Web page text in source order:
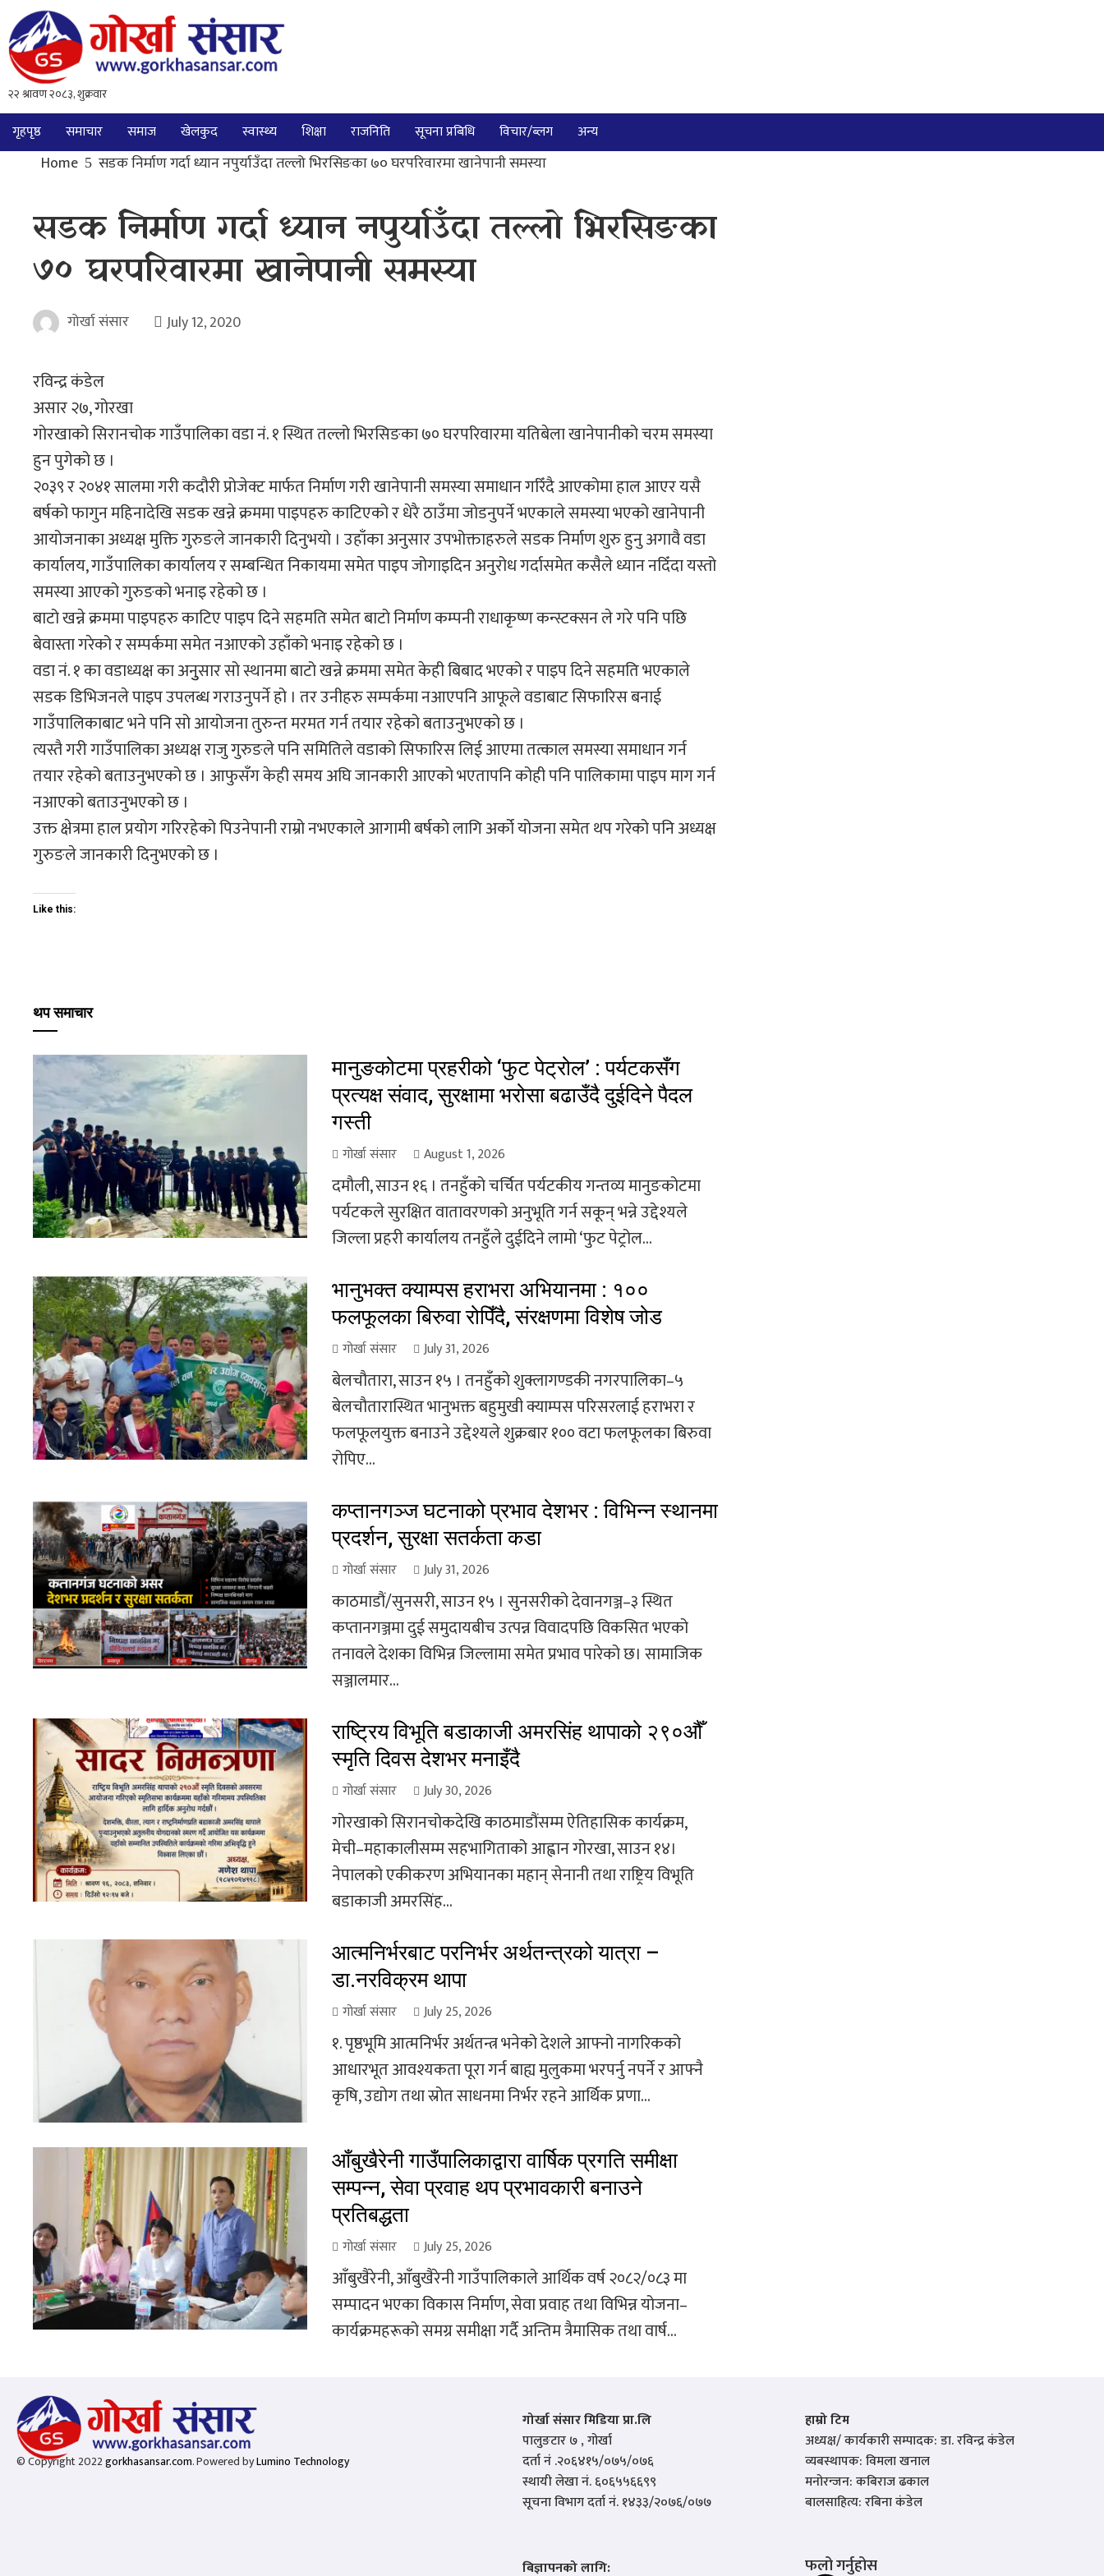
गृहपृष्ठ समाचार समाज खेलकुद स्वास्थ्य शिक्षा राजनिति सूचना प्रबिधि विचार/ब्लग अन्य
Home सडक निर्माण गर्दा ध्यान नपुर्याउँदा तल्लो भिरसिङका ७० घरपरिवारमा खानेपानी समस्या
सडक निर्माण गर्दा ध्यान नपुर्याउँदा तल्लो भिरसिङका
७० घरपरिवारमा खानेपानी समस्या
गोर्खा संसार July 12, 2020
रविन्द्र कंडेल
असार २७, गोरखा
गोरखाको सिरानचोक गाउँपालिका वडा नं. १ स्थित तल्लो भिरसिङका ७० घरपरिवारमा यतिबेला खानेपानीको चरम समस्या
हुन पुगेको छ ।
२०३९ र २०४१ सालमा गरी कदौरी प्रोजेक्ट मार्फत निर्माण गरी खानेपानी समस्या समाधान गरिँदै आएकोमा हाल आएर यसै
बर्षको फागुन महिनादेखि सडक खन्ने क्रममा पाइपहरु काटिएको र धेरै ठाउँमा जोडनुपर्ने भएकाले समस्या भएको खानेपानी
आयोजनाका अध्यक्ष मुक्ति गुरुङले जानकारी दिनुभयो । उहाँका अनुसार उपभोक्ताहरुले सडक निर्माण शुरु हुनु अगावै वडा
कार्यालय, गाउँपालिका कार्यालय र सम्बन्धित निकायमा समेत पाइप जोगाइदिन अनुरोध गर्दासमेत कसैले ध्यान नदिँदा यस्तो
समस्या आएको गुरुङको भनाइ रहेको छ ।
बाटो खन्ने क्रममा पाइपहरु काटिए पाइप दिने सहमति समेत बाटो निर्माण कम्पनी राधाकृष्ण कन्स्टक्सन ले गरे पनि पछि
बेवास्ता गरेको र सम्पर्कमा समेत नआएको उहाँको भनाइ रहेको छ ।
वडा नं. १ का वडाध्यक्ष का अनुुसार सो स्थानमा बाटो खन्ने क्रममा समेत केही बिबाद भएको र पाइप दिने सहमति भएकाले
सडक डिभिजनले पाइप उपलब्ध गराउनुपर्ने हो । तर उनीहरु सम्पर्कमा नआएपनि आफूले वडाबाट सिफारिस बनाई
गाउँपालिकाबाट भने पनि सो आयोजना तुरुन्त मरमत गर्न तयार रहेको बताउनुभएको छ ।
त्यस्तै गरी गाउँपालिका अध्यक्ष राजु गुरुङले पनि समितिले वडाको सिफारिस लिई आएमा तत्काल समस्या समाधान गर्न
तयार रहेको बताउनुभएको छ । आफुसँग केही समय अघि जानकारी आएको भएतापनि कोही पनि पालिकामा पाइप माग गर्न
नआएको बताउनुभएको छ ।
उक्त क्षेत्रमा हाल प्रयोग गरिरहेको पिउनेपानी राम्रो नभएकाले आगामी बर्षको लागि अर्को योजना समेत थप गरेको पनि अध्यक्ष
गुरुङले जानकारी दिनुभएको छ ।
Like this:
थप समाचार
मानुङकोटमा प्रहरीको ‘फुट पेट्रोल’ : पर्यटकसँग
प्रत्यक्ष संवाद, सुरक्षामा भरोसा बढाउँदै दुईदिने पैदल
गस्ती
गोर्खा संसार August 1, 2026
दमौली, साउन १६ । तनहुँको चर्चित पर्यटकीय गन्तव्य मानुङकोटमा
पर्यटकले सुरक्षित वातावरणको अनुभूति गर्न सकून् भन्ने उद्देश्यले
जिल्ला प्रहरी कार्यालय तनहुँले दुईदिने लामो ‘फुट पेट्रोल...
भानुभक्त क्याम्पस हराभरा अभियानमा : १००
फलफूलका बिरुवा रोपिँदै, संरक्षणमा विशेष जोड
गोर्खा संसार July 31, 2026
बेलचौतारा, साउन १५ । तनहुँको शुक्लागण्डकी नगरपालिका–५
बेलचौतारास्थित भानुभक्त बहुमुखी क्याम्पस परिसरलाई हराभरा र
फलफूलयुक्त बनाउने उद्देश्यले शुक्रबार १०० वटा फलफूलका बिरुवा
रोपिए...
कप्तानगञ्ज घटनाको प्रभाव देशभर : विभिन्न स्थानमा
प्रदर्शन, सुरक्षा सतर्कता कडा
गोर्खा संसार July 31, 2026
काठमाडौं/सुनसरी, साउन १५ । सुनसरीको देवानगञ्ज–३ स्थित
कप्तानगञ्जमा दुई समुदायबीच उत्पन्न विवादपछि विकसित भएको
तनावले देशका विभिन्न जिल्लामा समेत प्रभाव पारेको छ। सामाजिक
सञ्जालमार...
राष्ट्रिय विभूति बडाकाजी अमरसिंह थापाको २९०औँ
स्मृति दिवस देशभर मनाइँदै
गोर्खा संसार July 30, 2026
गोरखाको सिरानचोकदेखि काठमाडौंसम्म ऐतिहासिक कार्यक्रम,
मेची–महाकालीसम्म सहभागिताको आह्वान गोरखा, साउन १४।
नेपालको एकीकरण अभियानका महान् सेनानी तथा राष्ट्रिय विभूति
बडाकाजी अमरसिंह...
आत्मनिर्भरबाट परनिर्भर अर्थतन्त्रको यात्रा –
डा.नरविक्रम थापा
गोर्खा संसार July 25, 2026
१. पृष्ठभूमि आत्मनिर्भर अर्थतन्त्र भनेको देशले आफ्नो नागरिकको
आधारभूत आवश्यकता पूरा गर्न बाह्य मुलुकमा भरपर्नु नपर्ने र आफ्नै
कृषि, उद्योग तथा स्रोत साधनमा निर्भर रहने आर्थिक प्रणा...
आँबुखैरेनी गाउँपालिकाद्वारा वार्षिक प्रगति समीक्षा
सम्पन्न, सेवा प्रवाह थप प्रभावकारी बनाउने
प्रतिबद्धता
गोर्खा संसार July 25, 2026
आँबुखैरेनी, आँबुखैरेनी गाउँपालिकाले आर्थिक वर्ष २०८२/०८३ मा
सम्पादन भएका विकास निर्माण, सेवा प्रवाह तथा विभिन्न योजना–
कार्यक्रमहरूको समग्र समीक्षा गर्दै अन्तिम त्रैमासिक तथा वार्ष...
© Copyright 2022gorkhasansar.com. Powered byLumino Technology
गोर्खा संसार मिडिया प्रा.लि
पालुङटार ७ , गोर्खा
दर्ता नं .२०६४१५/०७५/०७६
स्थायी लेखा नं. ६०६५५६६९९
सूचना विभाग दर्ता नं. १४३३/२०७६/०७७
हाम्रो टिम
अध्यक्ष/ कार्यकारी सम्पादक: डा. रविन्द्र कंडेल
व्यबस्थापक: विमला खनाल
मनोरन्जन: कबिराज ढकाल
बालसाहित्य: रबिना कंडेल
बिज्ञापनको लागि: फलो गर्नुहोस